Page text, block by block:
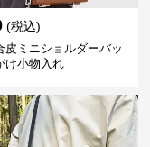
(税込)
皮ミニショルダーバッ
け小物入れ